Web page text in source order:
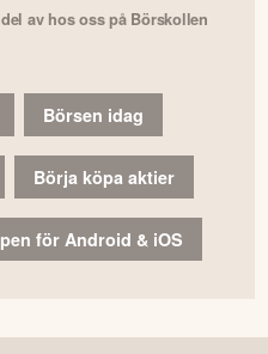
av hos oss på Börskollen
Börsen idag
Börja köpa aktier
för Android & iOS